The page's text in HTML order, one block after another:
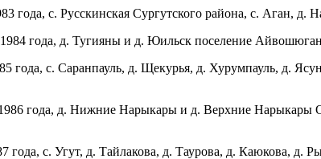
года, с. Русскинская Сургутского района, с. Аган,
года, д. Тугияны и д. Юильск поселение
года, с. Саранпауль, д. Щекурья, д. Хурумпауль, д.
года, д. Нижние Нарыкары и д. Верхние
года, с. Угут, д. Тайлакова, д. Таурова, д. Каюкова, д.